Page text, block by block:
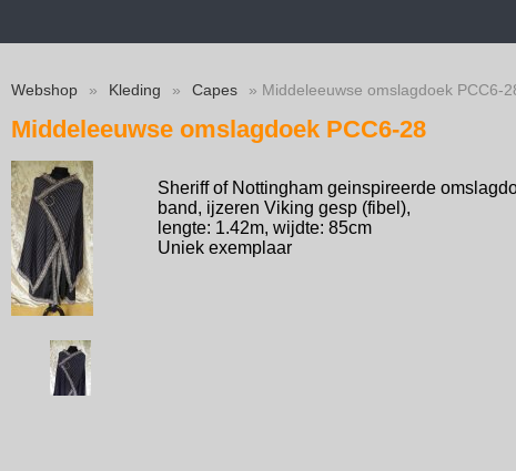
Webshop » Kleding » Capes » Middeleeuwse omslagdoek PCC6-
Middeleeuwse omslagdoek PCC6-28
Sheriff of Nottingham geinspireerde
band, ijzeren Viking gesp (fibel),
lengte: 1.42m, wijdte: 85cm
Uniek exemplaar